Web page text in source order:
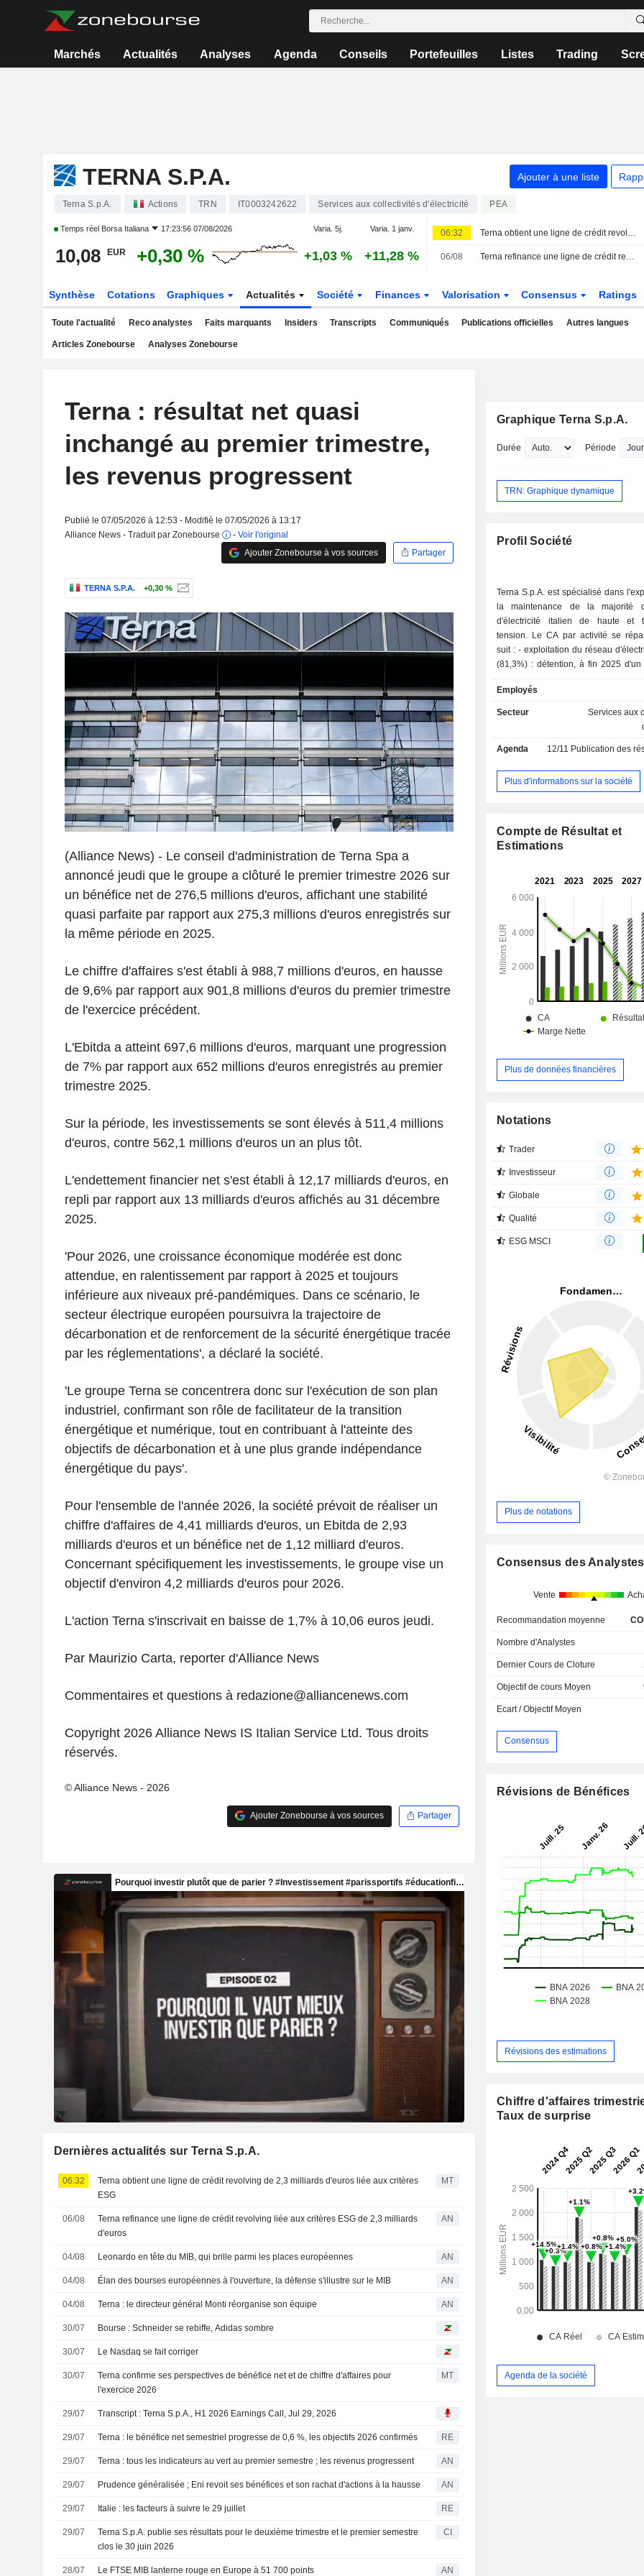
Marchés Actualités Analyses Agenda Conseils Portefeuilles Listes Trading
TERNA S.P.A. Ajouter à une liste
Terna S.p.A. Actions TRN IT0003242622 Services aux collectivités d'électricité PEA
Temps réel Borsa Italiana 17:23:56 07/08/2026 Varia. 5j. Varia. 1 janv.
10,08 EUR +0,30 % +1,03 % +11,28 %
06:32 Terna obtient une ligne de crédit revolving de 2,3 milliards d'euros liée aux critères ESG
06/08 Terna refinance une ligne de crédit revolving liée aux critères ESG de 2,3 milliards d'euros
Synthèse Cotations Graphiques Actualités Société Finances Valorisation Consensus Ratings
Toute l'actualité Reco analystes Faits marquants Insiders Transcripts Communiqués Publications officielles Autres langues
Articles Zonebourse Analyses Zonebourse
Terna : résultat net quasi
inchangé au premier trimestre,
les revenus progressent
Publié le 07/05/2026 à 12:53 - Modifié le 07/05/2026 à 13:17
Alliance News - Traduit par Zonebourse
- Voir l'original
Ajouter Zonebourse à vos sources
Partager
TERNA S.P.A. +0,30 %
(Alliance News) - Le conseil d'administration de Terna Spa a
annoncé jeudi que le groupe a clôturé le premier trimestre 2026 sur
un bénéfice net de 276,5 millions d'euros, affichant une stabilité
quasi parfaite par rapport aux 275,3 millions d'euros enregistrés sur
la même période en 2025.
Le chiffre d'affaires s'est établi à 988,7 millions d'euros, en hausse
de 9,6% par rapport aux 901,8 millions d'euros du premier trimestre
de l'exercice précédent.
L'Ebitda a atteint 697,6 millions d'euros, marquant une progression
de 7% par rapport aux 652 millions d'euros enregistrés au premier
trimestre 2025.
Sur la période, les investissements se sont élevés à 511,4 millions
d'euros, contre 562,1 millions d'euros un an plus tôt.
L'endettement financier net s'est établi à 12,17 milliards d'euros, en
repli par rapport aux 13 milliards d'euros affichés au 31 décembre
2025.
'Pour 2026, une croissance économique modérée est donc
attendue, en ralentissement par rapport à 2025 et toujours
inférieure aux niveaux pré-pandémiques. Dans ce scénario, le
secteur électrique européen poursuivra la trajectoire de
décarbonation et de renforcement de la sécurité énergétique tracée
par les réglementations', a déclaré la société.
'Le groupe Terna se concentrera donc sur l'exécution de son plan
industriel, confirmant son rôle de facilitateur de la transition
énergétique et numérique, tout en contribuant à l'atteinte des
objectifs de décarbonation et à une plus grande indépendance
énergétique du pays'.
Pour l'ensemble de l'année 2026, la société prévoit de réaliser un
chiffre d'affaires de 4,41 milliards d'euros, un Ebitda de 2,93
milliards d'euros et un bénéfice net de 1,12 milliard d'euros.
Concernant spécifiquement les investissements, le groupe vise un
objectif d'environ 4,2 milliards d'euros pour 2026.
L'action Terna s'inscrivait en baisse de 1,7% à 10,06 euros jeudi.
Par Maurizio Carta, reporter d'Alliance News
Commentaires et questions à redazione@alliancenews.com
Copyright 2026 Alliance News IS Italian Service Ltd. Tous droits
réservés.
© Alliance News - 2026
Ajouter Zonebourse à vos sources Partager
Dernières actualités sur Terna S.p.A.
06:32
Terna obtient une ligne de crédit revolving de 2,3 milliards d'euros liée aux critères
ESG
MT
06/08
Terna refinance une ligne de crédit revolving liée aux critères ESG de 2,3 milliards
d'euros
AN
04/08 Leonardo en tête du MIB, qui brille parmi les places européennes AN
04/08 Élan des bourses européennes à l'ouverture, la défense s'illustre sur le MIB AN
04/08 Terna : le directeur général Monti réorganise son équipe AN
30/07 Bourse : Schneider se rebiffe, Adidas sombre
30/07 Le Nasdaq se fait corriger
30/07
Terna confirme ses perspectives de bénéfice net et de chiffre d'affaires pour
l'exercice 2026
MT
29/07 Transcript : Terna S.p.A., H1 2026 Earnings Call, Jul 29, 2026
29/07 Terna : le bénéfice net semestriel progresse de 0,6 %, les objectifs 2026 confirmés RE
29/07 Terna : tous les indicateurs au vert au premier semestre ; les revenus progressent AN
29/07 Prudence généralisée ; Eni revoit ses bénéfices et son rachat d'actions à la hausse AN
29/07 Italie : les facteurs à suivre le 29 juillet RE
29/07
Terna S.p.A. publie ses résultats pour le deuxième trimestre et le premier semestre
clos le 30 juin 2026
CI
28/07 Le FTSE MIB lanterne rouge en Europe à 51 700 points AN
Graphique Terna S.p.A.
Durée Période
TRN: Graphique dynamique
Profil Société
Terna S.p.A. est spécialisé dans
la maintenance de la majorité
d'électricité italien de haute et
tension. Le CA par activité se
suit : - exploitation du réseau d'électricité italien
(81,3%) : détention, à fin 2025 d'un
de 926 sous-stations et de 794
- autres (18,7%).
Employés
Secteur
Services aux
Agenda 12/11 Publication des résultats
Plus d'informations sur la société
Compte de Résultat et
Estimations
Plus de données financières
Notations
Trader
Investisseur
Globale
Qualité
ESG MSCI
Plus de notations
Consensus des Analystes
Vente
Recommandation moyenne
Nombre d'Analystes
Dernier Cours de Cloture
Objectif de cours Moyen
Ecart / Objectif Moyen
Consensus
Révisions de Bénéfices
Révisions des estimations
Chiffre d'affaires
Taux de surprise
Agenda de la société